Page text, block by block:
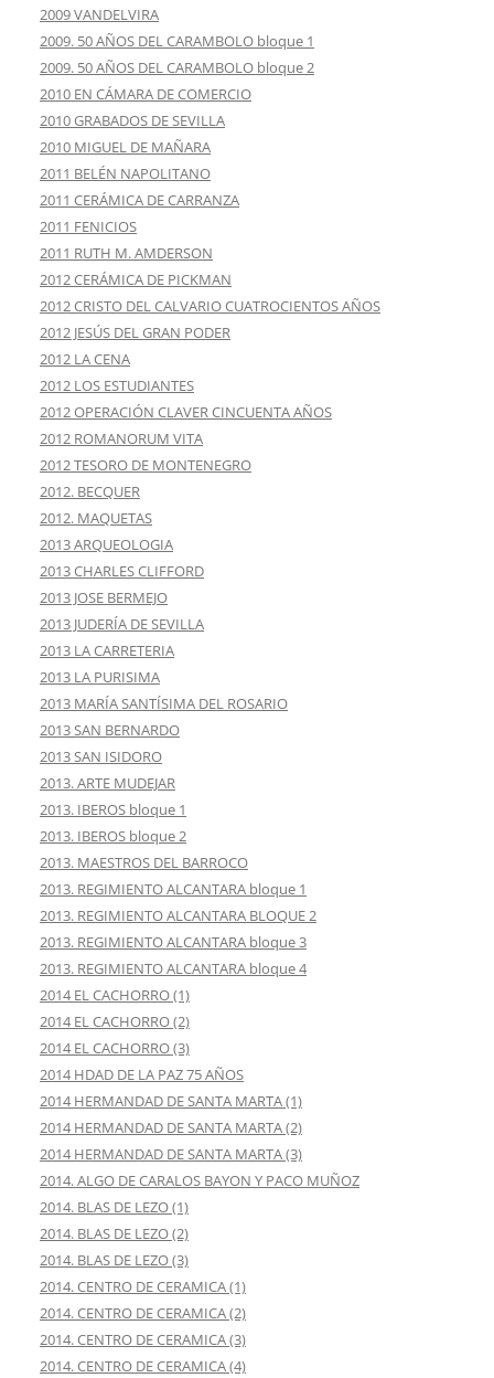
2009 VANDELVIRA
2009. 50 AÑOS DEL CARAMBOLO bloque 1
2009. 50 AÑOS DEL CARAMBOLO bloque 2
2010 EN CÁMARA DE COMERCIO
2010 GRABADOS DE SEVILLA
2010 MIGUEL DE MAÑARA
2011 BELÉN NAPOLITANO
2011 CERÁMICA DE CARRANZA
2011 FENICIOS
2011 RUTH M. AMDERSON
2012 CERÁMICA DE PICKMAN
2012 CRISTO DEL CALVARIO CUATROCIENTOS AÑOS
2012 JESÚS DEL GRAN PODER
2012 LA CENA
2012 LOS ESTUDIANTES
2012 OPERACIÓN CLAVER CINCUENTA AÑOS
2012 ROMANORUM VITA
2012 TESORO DE MONTENEGRO
2012. BECQUER
2012. MAQUETAS
2013 ARQUEOLOGIA
2013 CHARLES CLIFFORD
2013 JOSE BERMEJO
2013 JUDERÍA DE SEVILLA
2013 LA CARRETERIA
2013 LA PURISIMA
2013 MARÍA SANTÍSIMA DEL ROSARIO
2013 SAN BERNARDO
2013 SAN ISIDORO
2013. ARTE MUDEJAR
2013. IBEROS bloque 1
2013. IBEROS bloque 2
2013. MAESTROS DEL BARROCO
2013. REGIMIENTO ALCANTARA bloque 1
2013. REGIMIENTO ALCANTARA BLOQUE 2
2013. REGIMIENTO ALCANTARA bloque 3
2013. REGIMIENTO ALCANTARA bloque 4
2014 EL CACHORRO (1)
2014 EL CACHORRO (2)
2014 EL CACHORRO (3)
2014 HDAD DE LA PAZ 75 AÑOS
2014 HERMANDAD DE SANTA MARTA (1)
2014 HERMANDAD DE SANTA MARTA (2)
2014 HERMANDAD DE SANTA MARTA (3)
2014. ALGO DE CARALOS BAYON Y PACO MUÑOZ
2014. BLAS DE LEZO (1)
2014. BLAS DE LEZO (2)
2014. BLAS DE LEZO (3)
2014. CENTRO DE CERAMICA (1)
2014. CENTRO DE CERAMICA (2)
2014. CENTRO DE CERAMICA (3)
2014. CENTRO DE CERAMICA (4)